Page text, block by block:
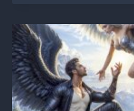
4.
ТАМ,
ГДЕ
НАС
НЕТ